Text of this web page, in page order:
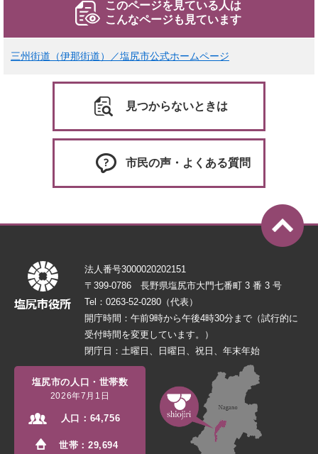
このページを見ている人は
こんなページも見ています
三州街道（伊那街道）／塩尻市公式ホームページ
見つからないときは
市民の声・よくある質問
法人番号3000020202151
〒399-0786 長野県塩尻市大門七番町 3 番 3 号
Tel：0263-52-0280（代表）
開庁時間：午前9時から午後4時30分まで（試行的に
受付時間を変更しています。）
閉庁日：土曜日、日曜日、祝日、年末年始
塩尻市の人口・世帯数
2026年7月1日
人口： 64,756
世帯：29,694